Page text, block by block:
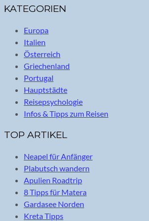
KATEGORIEN
Europa
Italien
Österreich
Griechenland
Portugal
Hauptstädte
Reisepsychologie
Infos & Tipps zum Reisen
TOP ARTIKEL
Neapel für Anfänger
Plabutsch wandern
Apulien Roadtrip
8 Tipps für Matera
Gardasee Norden
Kreta Tipps